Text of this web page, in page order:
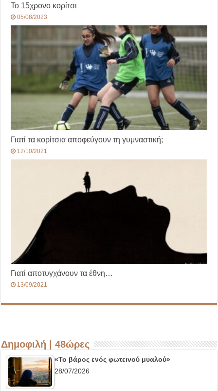
Το 15χρονο κορίτσι
05/08/2023
Γιατί τα κορίτσια αποφεύγουν τη γυμναστική;
12/10/2021
Γιατί αποτυγχάνουν τα έθνη…
13/09/2021
Δημοφιλή | 48ώρες
«Το βάρος ενός φωτεινού μυαλού»
28/07/2026